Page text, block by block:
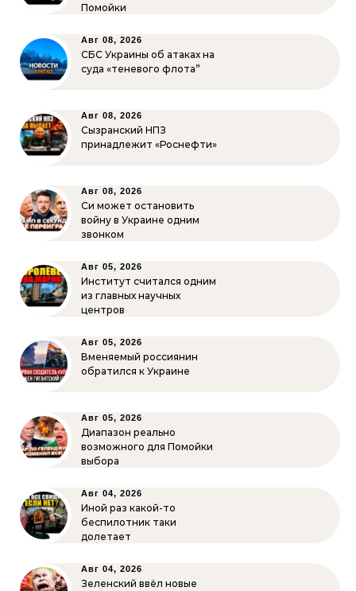
Помойки
Авг 08, 2026
СБС Украины об атаках на
суда «теневого флота”
Авг 08, 2026
Сызранский НПЗ
принадлежит «Роснефти»
Авг 08, 2026
Си может остановить
войну в Украине одним
звонком
Авг 05, 2026
Институт считался одним
из главных научных
центров
Авг 05, 2026
Вменяемый россиянин
обратился к Украине
Авг 05, 2026
Диапазон реально
возможного для Помойки
выбора
Авг 04, 2026
Иной раз какой-то
беспилотник таки
долетает
Авг 04, 2026
Зеленский ввёл новые